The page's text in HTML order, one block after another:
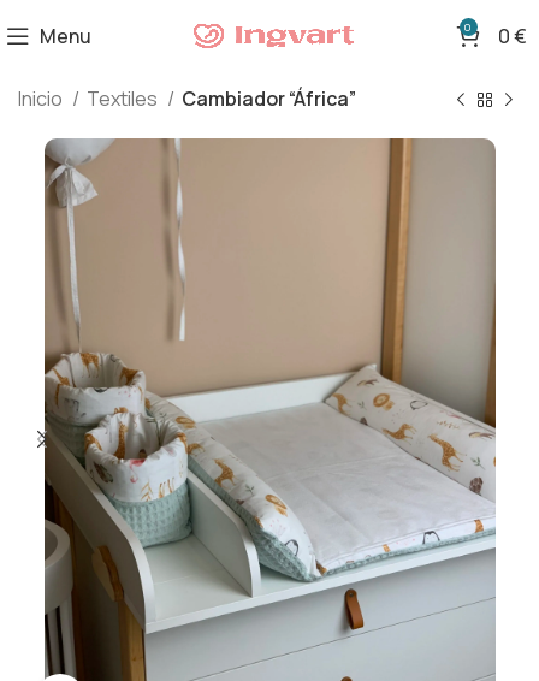
Menu 0 0€
Inicio Textiles Cambiador “África”